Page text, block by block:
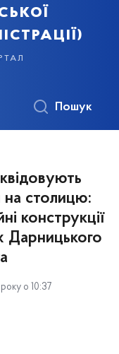
Пошук
на столицю:
конструкції
Дарницького
о 10:37